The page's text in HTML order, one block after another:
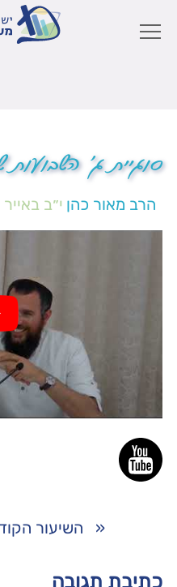
סוגיית ג'
הרב מאור כהן י״ב
« השיעור
כתיבת תגובה